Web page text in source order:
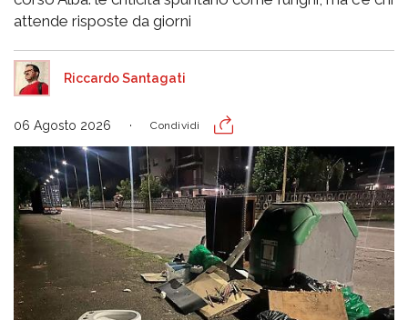
attende risposte da giorni
Riccardo Santagati
06 Agosto 2026 Condividi